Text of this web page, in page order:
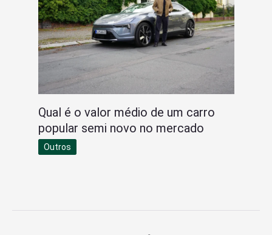
Qual é o valor médio de um carro
popular semi novo no mercado
Outros